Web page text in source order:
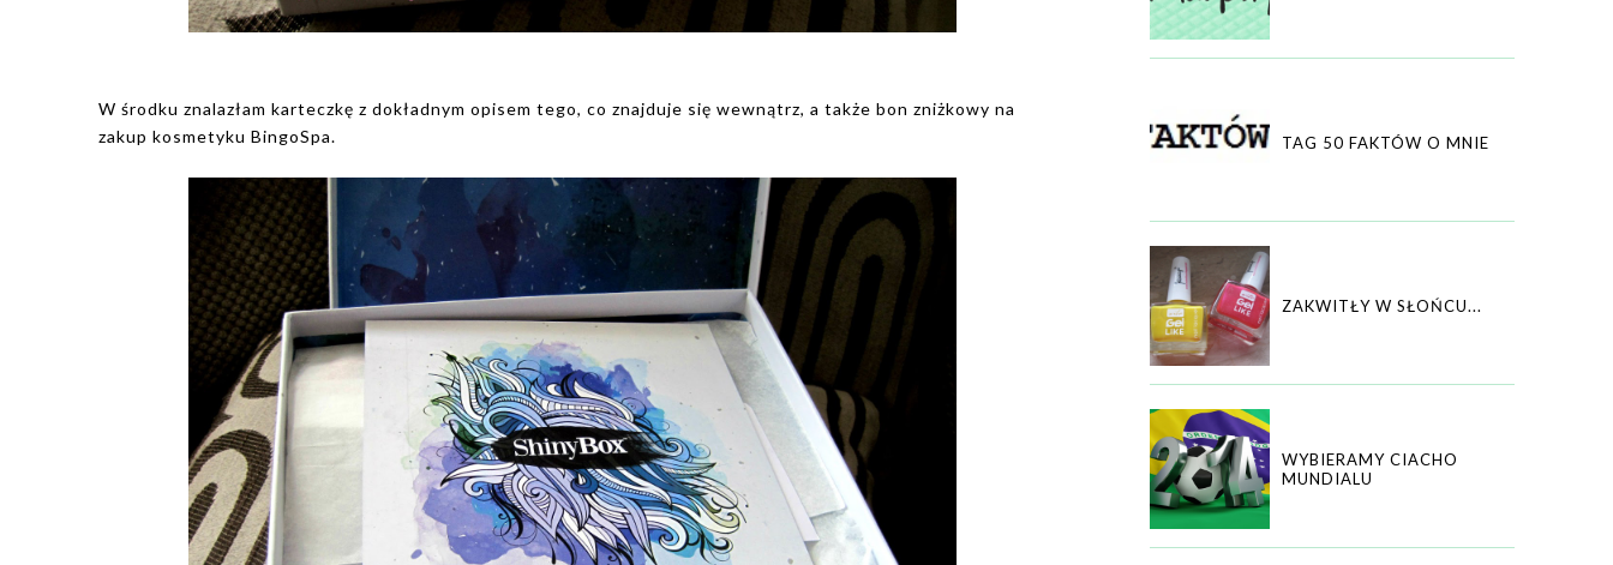
W środku znalazłam karteczkę z dokładnym opisem tego, co znajduje się wewnątrz, a także bon zniżkowy na
zakup kosmetyku BingoSpa.
TAG 50 FAKTÓW O MNIE
ZAKWITŁY W SŁOŃCU...
WYBIERAMY CIACHO
MUNDIALU